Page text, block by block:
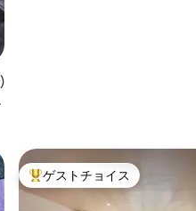
件、5つ星中4.79つ星の平均評価
大好評のゲストチョイスです。
ゲストチョイス